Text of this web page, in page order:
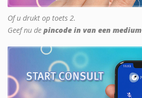
Of u drukt op toets 2.
Geef nu de pincode in van een medium